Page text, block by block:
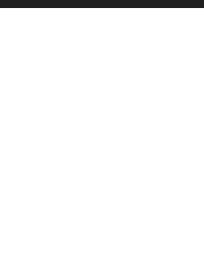
je také posunutí